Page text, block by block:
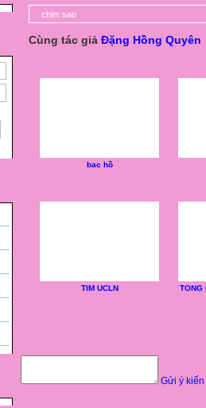
chim sao
Cùng tác giả Đặng Hồng Quyên
bac hồ
TIM UCLN TONG
Gửi ý kiến